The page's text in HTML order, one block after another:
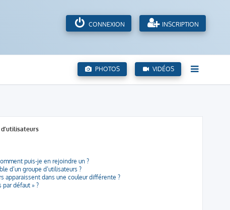
CONNEXION INSCRIPTION
PHOTOS VIDÉOS
puis-je en rejoindre un ?
d’un groupe d’utilisateurs ?
apparaissent dans une couleur différente ?
par défaut » ?